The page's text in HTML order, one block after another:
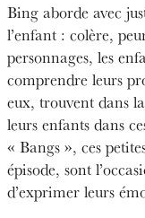
Bing aborde avec
l’enfant : colère,
personnages, les
comprendre leurs
eux, trouvent dans
leurs enfants dans
« Bangs », ces
épisode, sont
d’exprimer leurs